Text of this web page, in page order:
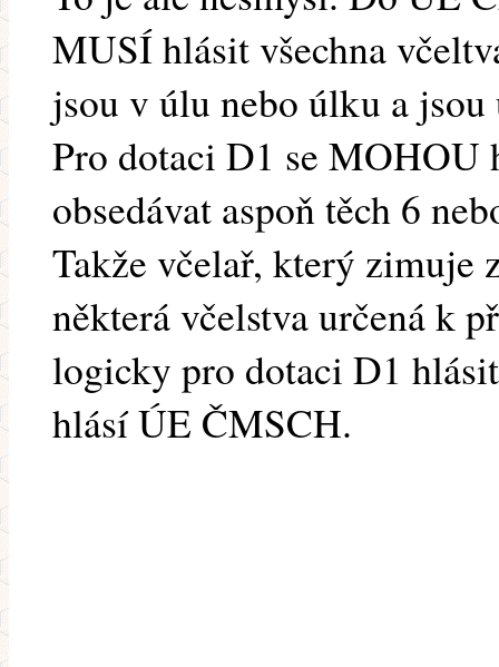
MUSÍ hlásit všechna
jsou v úlu nebo úlku a
Pro dotaci D1 se MOHOU
obsedávat aspoň těch 6
Takže včelař, který zimuje
některá včelstva určená k
logicky pro dotaci D1
hlásí ÚE ČMSCH.